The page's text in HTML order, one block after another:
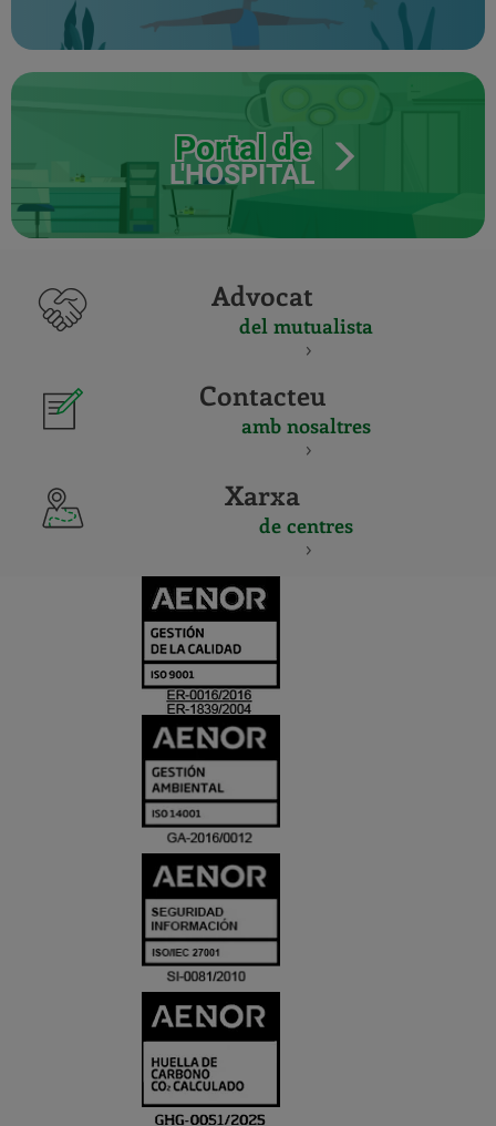
Portal de
L'HOSPITAL
Advocat
del mutualista
Contacteu
amb nosaltres
Xarxa
de centres